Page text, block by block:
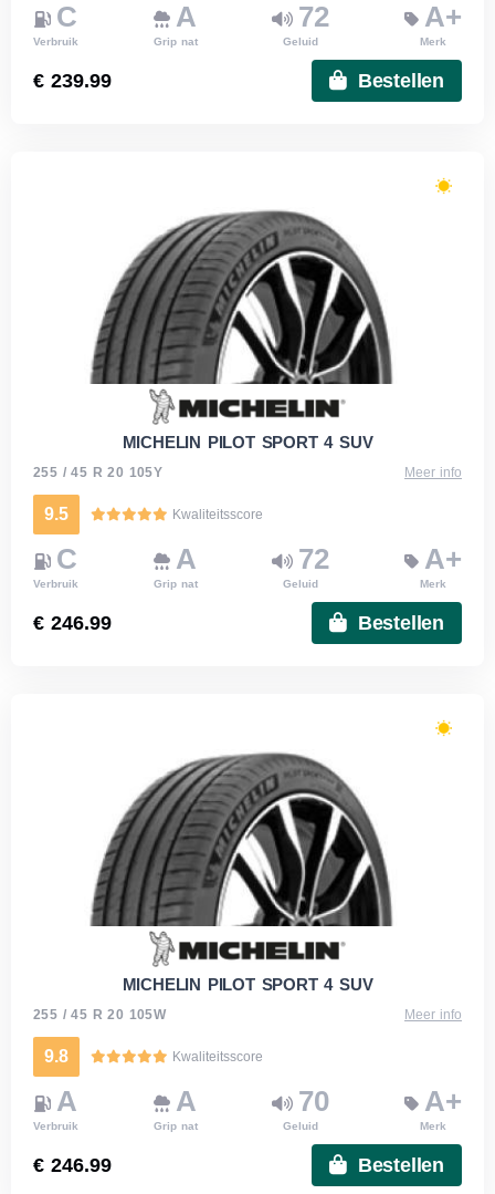
C
Verbruik
A
Grip nat
72
Geluid
A+
Merk
€ 239.99 Bestellen
MICHELIN PILOT SPORT 4 SUV
255 / 45 R 20 105Y Meer info
9.5 Kwaliteitsscore
C
Verbruik
A
Grip nat
72
Geluid
A+
Merk
€ 246.99 Bestellen
MICHELIN PILOT SPORT 4 SUV
255 / 45 R 20 105W Meer info
9.8 Kwaliteitsscore
A
Verbruik
A
Grip nat
70
Geluid
A+
Merk
€ 246.99 Bestellen